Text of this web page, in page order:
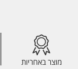
מוצר באחריות